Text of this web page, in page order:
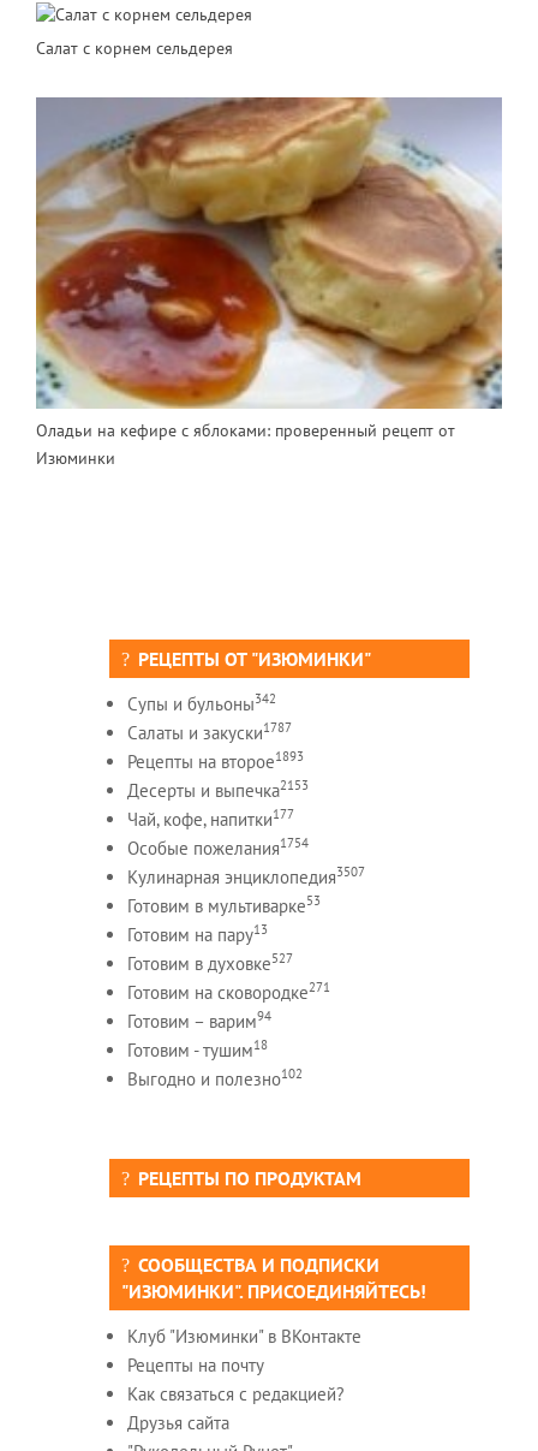
Салат с корнем сельдерея
Оладьи на кефире с яблоками: проверенный рецепт от
Изюминки
РЕЦЕПТЫ ОТ "ИЗЮМИНКИ"
Супы и бульоны342
Салаты и закуски1787
Рецепты на второе1893
Десерты и выпечка2153
Чай, кофе, напитки177
Особые пожелания1754
Кулинарная энциклопедия3507
Готовим в мультиварке53
Готовим на пару13
Готовим в духовке527
Готовим на сковородке271
Готовим – варим94
Готовим - тушим18
Выгодно и полезно102
РЕЦЕПТЫ ПО ПРОДУКТАМ
СООБЩЕСТВА И ПОДПИСКИ
"ИЗЮМИНКИ". ПРИСОЕДИНЯЙТЕСЬ!
Клуб "Изюминки" в ВКонтакте
Рецепты на почту
Как связаться с редакцией?
Друзья сайта